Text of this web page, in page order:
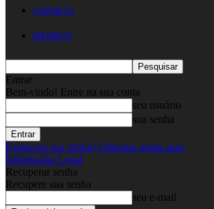
CONTACTO
EM DIRETO
Entrar
Bem-vindo! Entre na sua conta
seu usuário
sua senha
Esqueceu sua senha? Obtenha ajuda aqui
Informação Legal
Recuperar senha
Recupere sua senha
seu e-mail